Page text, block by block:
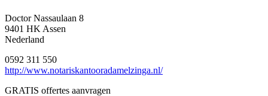
Doctor Nassaulaan 8
9401 HK Assen
Nederland
0592 311 550
http://www.notariskantooradamelzinga.nl/
GRATIS offertes aanvragen